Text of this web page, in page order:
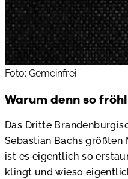
Foto: Gemeinfrei
Warum denn so
Das Dritte
Sebastian Bachs größten
ist es eigentlich so
klingt und wieso